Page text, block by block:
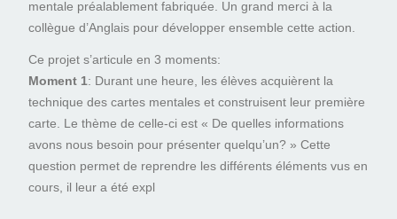
mentale préalablement fabriquée. Un grand merci à la
collègue d’Anglais pour développer ensemble cette action.
Ce projet s’articule en 3 moments:
Moment 1: Durant une heure, les élèves acquièrent la
technique des cartes mentales et construisent leur première
carte. Le thème de celle-ci est « De quelles informations
avons nous besoin pour présenter quelqu’un? » Cette
question permet de reprendre les différents éléments vus en
cours, il leur a été expl